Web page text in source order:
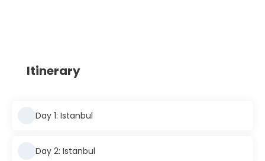
Itinerary
Day 1: Istanbul
Day 2: Istanbul